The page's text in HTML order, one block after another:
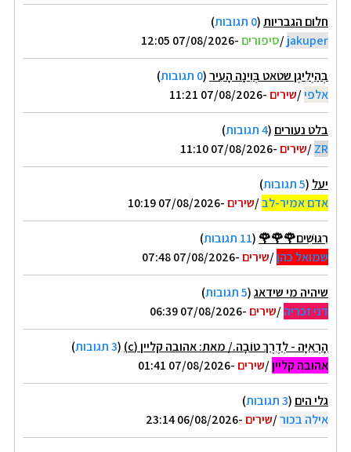
חלום הגבריות(0 תגובות
)
jakuper
/סיפורים -07/08/2026 12:05
בְּהַיְלִיגֶן שטאט בְּוִינָה הָעִיר(0 תגובות
)
אלפי/שירים -07/08/2026 11:21
בלט נעורים (4 תגובות
)
ZR
/שירים -07/08/2026 11:10
יעל (5 תגובות
)
אדם אמיר-לב/שירים -07/08/2026 10:19
רִגּוּשִׁים🌹🌹🌹 (11 תגובות
)
שמואל כהן/שירים -07/08/2026 07:48
שיהיה מי שידאג(5 תגובות
)
דני זכריה/שירים -07/08/2026 06:39
הָרְאִיָּה - לְדֶרֶךְ טוֹבָה./ מאת: אהובה קליין (c) (3 תגובות
)
אהובה קליין/שירים -07/08/2026 01:41
גלי הים (3 תגובות
)
אילה בכור/שירים -06/08/2026 23:14